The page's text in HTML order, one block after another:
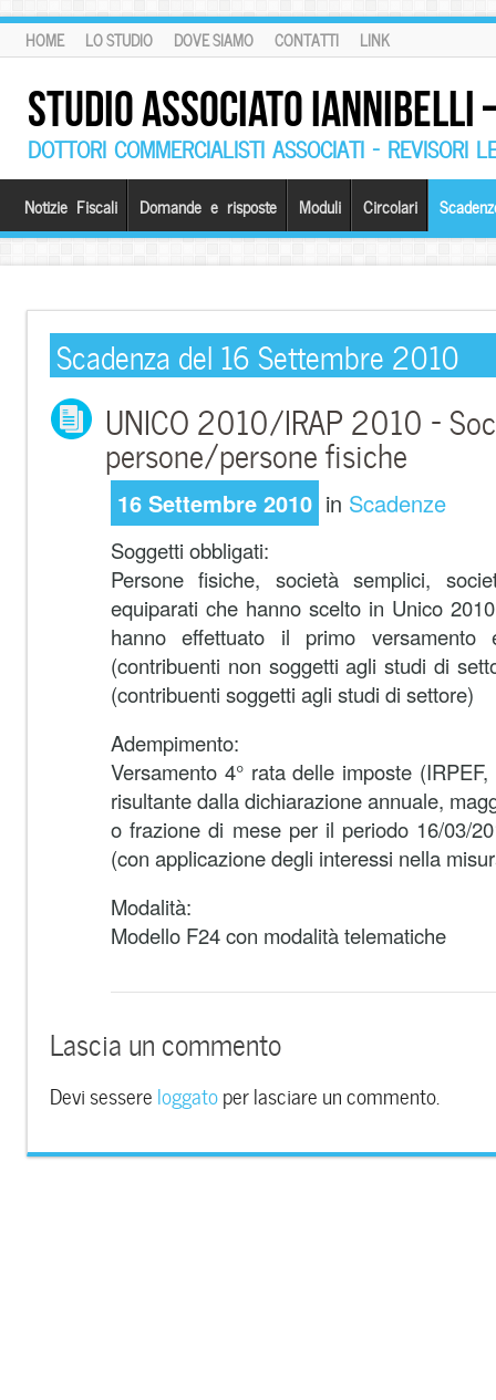
HOME LO STUDIO DOVE SIAMO CONTATTI LINK
STUDIO ASSOCIATO
DOTTORI COMMERCIALISTI ASSOCIATI – REVISORI
Notizie Fiscali Domande e risposte Moduli Circolari
Scadenza del 16 Settembre 2010
UNICO 2010/IRAP 2010 –
persone/persone fisiche
16 Settembre 2010 in Scadenze
Soggetti obbligati:
Persone fisiche, società semplici,
equiparati che hanno scelto in Unico
hanno effettuato il primo
(contribuenti non soggetti agli studi di
(contribuenti soggetti agli studi di settore)
Adempimento:
Versamento 4° rata delle imposte
risultante dalla dichiarazione annuale,
o frazione di mese per il periodo 16/03/
(con applicazione degli interessi nella
Modalità:
Modello F24 con modalità telematiche
Lascia un commento
Devi sessere loggatoper lasciare un commento.